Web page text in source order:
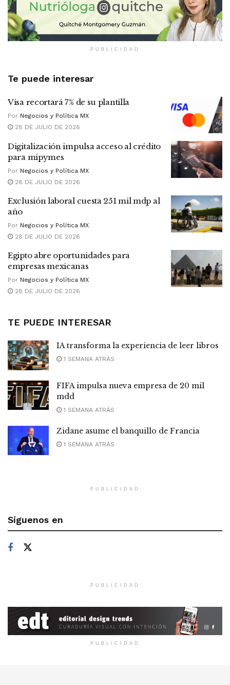
PUBLICIDAD
Te puede interesar
Visa recortará 7% de su plantilla
Por Negocios y Política MX
28 DE JULIO DE 2026
Digitalización impulsa acceso al crédito
para mipymes
Por Negocios y Política MX
28 DE JULIO DE 2026
Exclusión laboral cuesta 251 mil mdp al
año
Por Negocios y Política MX
28 DE JULIO DE 2026
Egipto abre oportunidades para
empresas mexicanas
Por Negocios y Política MX
28 DE JULIO DE 2026
TE PUEDE INTERESAR
IA transforma la experiencia de leer libros
1 SEMANA ATRÁS
FIFA impulsa nueva empresa de 20 mil
mdd
1 SEMANA ATRÁS
Zidane asume el banquillo de Francia
1 SEMANA ATRÁS
PUBLICIDAD
Síguenos en
PUBLICIDAD
PUBLICIDAD